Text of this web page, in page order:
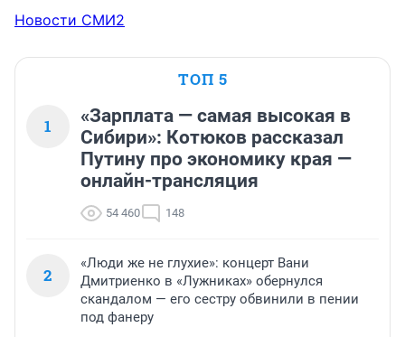
Новости СМИ2
ТОП 5
1
«Зарплата — самая высокая в
Сибири»: Котюков рассказал
Путину про экономику края —
онлайн-трансляция
54 460 148
2
«Люди же не глухие»: концерт Вани
Дмитриенко в «Лужниках» обернулся
скандалом — его сестру обвинили в пении
под фанеру